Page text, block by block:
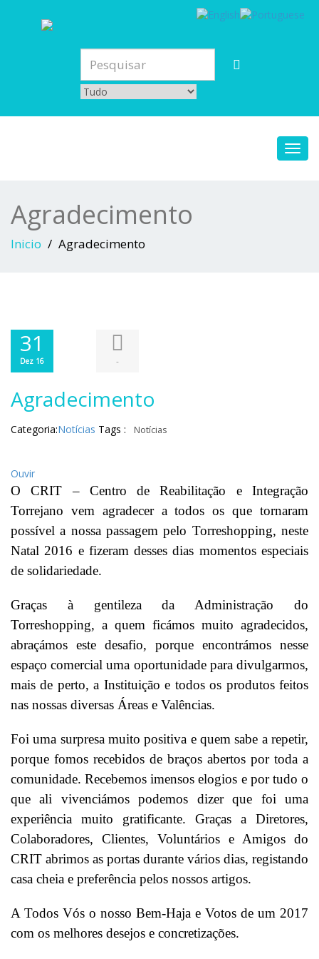
Agradecimento
Inicio Agradecimento
31
Dez 16 -
Agradecimento
Categoria:Notícias Tags : Notícias
Ouvir
O CRIT – Centro de Reabilitação e Integração
Torrejano vem agradecer a todos os que tornaram
possível a nossa passagem pelo Torreshopping, neste
Natal 2016 e fizeram desses dias momentos especiais
de solidariedade.
Graças à gentileza da Administração do
Torreshopping, a quem ficámos muito agradecidos,
abraçámos este desafio, porque encontrámos nesse
espaço comercial uma oportunidade para divulgarmos,
mais de perto, a Instituição e todos os produtos feitos
nas nossas diversas Áreas e Valências.
Foi uma surpresa muito positiva e quem sabe a repetir,
porque fomos recebidos de braços abertos por toda a
comunidade. Recebemos imensos elogios e por tudo o
que ali vivenciámos podemos dizer que foi uma
experiência muito gratificante. Graças a Diretores,
Colaboradores, Clientes, Voluntários e Amigos do
CRIT abrimos as portas durante vários dias, registando
casa cheia e preferência pelos nossos artigos.
A Todos Vós o nosso Bem-Haja e Votos de um 2017
com os melhores desejos e concretizações.